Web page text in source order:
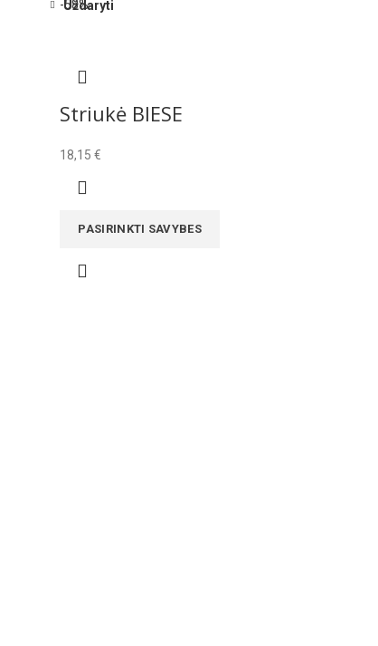
-58%
Uždaryti
Striukė BIESE
18,15€
PASIRINKTI SAVYBES